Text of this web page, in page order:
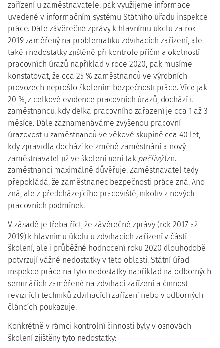
zařízení u zaměstnavatele, pak využijeme informace
uvedené v informačním systému Státního úřadu inspekce
práce. Dále závěrečné zprávy k hlavnímu úkolu za rok
2019 zaměřený na problematiku zdvihacích zařízení, ale
také i nedostatky zjištěné při kontrole příčin a okolností
pracovních úrazů například v roce 2020, pak musíme
konstatovat, že cca 25 % zaměstnanců ve výrobních
provozech neprošlo školením bezpečnosti práce. Více jak
20 %, z celkové evidence pracovních úrazů, dochází u
zaměstnanců, kdy délka pracovního zařazení je cca 1 až 3
měsíce. Dále zaznamenáváme zvýšenou pracovní
úrazovost u zaměstnanců ve věkové skupině cca 40 let,
kdy zpravidla dochází ke změně zaměstnání a nový
zaměstnavatel již ve školení není tak pečlivýtzn.
zaměstnanci maximálně důvěřuje. Zaměstnavatel tedy
přepokládá, že zaměstnanec bezpečnosti práce zná. Ano
zná, ale z předcházejícího pracoviště, nikoliv z nových
pracovních podmínek.
V zásadě je třeba říct, že závěrečné zprávy (rok 2017 až
2019) k hlavnímu úkolu u zdvihacích zařízení v částí
školení, ale i průběžné hodnocení roku 2020 dlouhodobě
potvrzují vážné nedostatky v této oblasti. Státní úřad
inspekce práce na tyto nedostatky například na odborných
seminářích zaměřené na zdvihací zařízení a činnost
revizních techniků zdvihacích zařízení nebo v odborných
článcích poukazuje.
Konkrétně v rámci kontrolní činnosti byly v osnovách
školení zjištěny tyto nedostatky: